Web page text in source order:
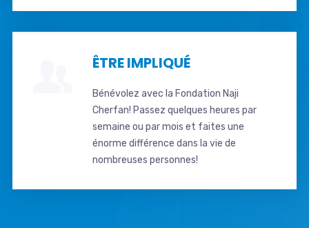
ÊTRE IMPLIQUÉ
Bénévolez avec la Fondation Naji
Cherfan! Passez quelques heures par
semaine ou par mois et faites une
énorme différence dans la vie de
nombreuses personnes!